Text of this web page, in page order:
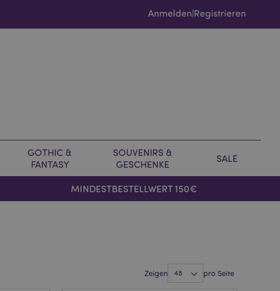
Anmelden|Registrieren
GOTHIC &
FANTASY
SOUVENIRS &
GESCHENKE
SALE
MINDESTBESTELLWERT 150€
Zeigen pro Seite